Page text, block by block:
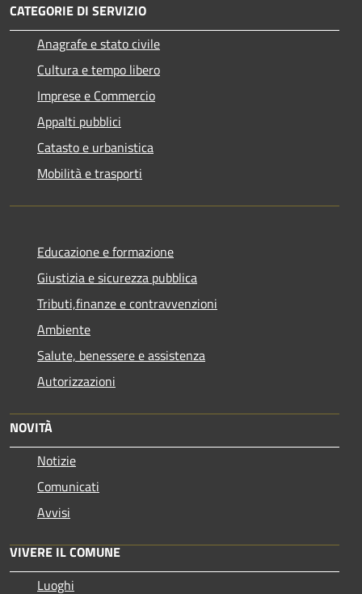
CATEGORIE DI SERVIZIO
Anagrafe e stato civile
Cultura e tempo libero
Imprese e Commercio
Appalti pubblici
Catasto e urbanistica
Mobilità e trasporti
Educazione e formazione
Giustizia e sicurezza pubblica
Tributi,finanze e contravvenzioni
Ambiente
Salute, benessere e assistenza
Autorizzazioni
NOVITÀ
Notizie
Comunicati
Avvisi
VIVERE IL COMUNE
Luoghi